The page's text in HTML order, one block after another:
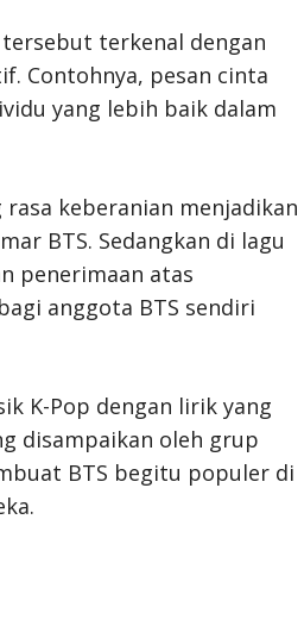
terkenal dengan
Contohnya, pesan cinta
yang lebih baik dalam
keberanian menjadikan
BTS. Sedangkan di lagu
penerimaan atas
anggota BTS sendiri
K-Pop dengan lirik yang
disampaikan oleh grup
BTS begitu populer di